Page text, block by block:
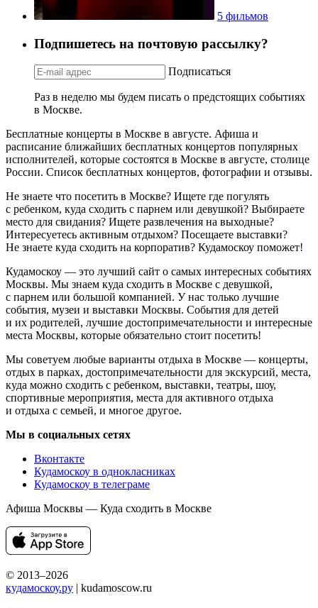
5 фильмов
Подпишетесь на почтовую рассылку?
Подписаться
Раз в неделю мы будем писать о предстоящих событиях
в Москве.
Бесплатные концерты в Москве в августе. Афиша и
расписание ближайших бесплатных концертов популярных
исполнителей, которые состоятся в Москве в августе, столице
России. Список бесплатных концертов, фотографии и отзывы.
Не знаете что посетить в Москве? Ищете где погулять
с ребенком, куда сходить с парнем или девушкой? Выбираете
место для свидания? Ищете развлечения на выходные?
Интересуетесь активным отдыхом? Посещаете выставки?
Не знаете куда сходить на корпоратив? Кудамоскоу поможет!
Кудамоскоу — это лучший сайт о самых интересных событиях
Москвы. Мы знаем куда сходить в Москве с девушкой,
с парнем или большой компанией. У нас только лучшие
события, музеи и выставки Москвы. События для детей
и их родителей, лучшие достопримечательности и интересные
места Москвы, которые обязательно стоит посетить!
Мы советуем любые варианты отдыха в Москве — концерты,
отдых в парках, достопримечательности для экскурсий, места,
куда можно сходить с ребенком, выставки, театры, шоу,
спортивные мероприятия, места для активного отдыха
и отдыха с семьей, и многое другое.
Мы в социальных сетях
Вконтакте
Кудамоскоу в однокласниках
Кудамоскоу в телеграме
Афиша Москвы — Куда сходить в Москве
© 2013–2026
кудамоскоу.ру | kudamoscow.ru